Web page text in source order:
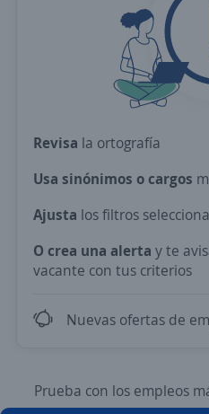
Revisa la ortografía
Usa sinónimos o cargos
Ajusta los filtros
O crea una alerta y te
vacante con tus criterios
Nuevas ofertas de
Prueba con los empleos